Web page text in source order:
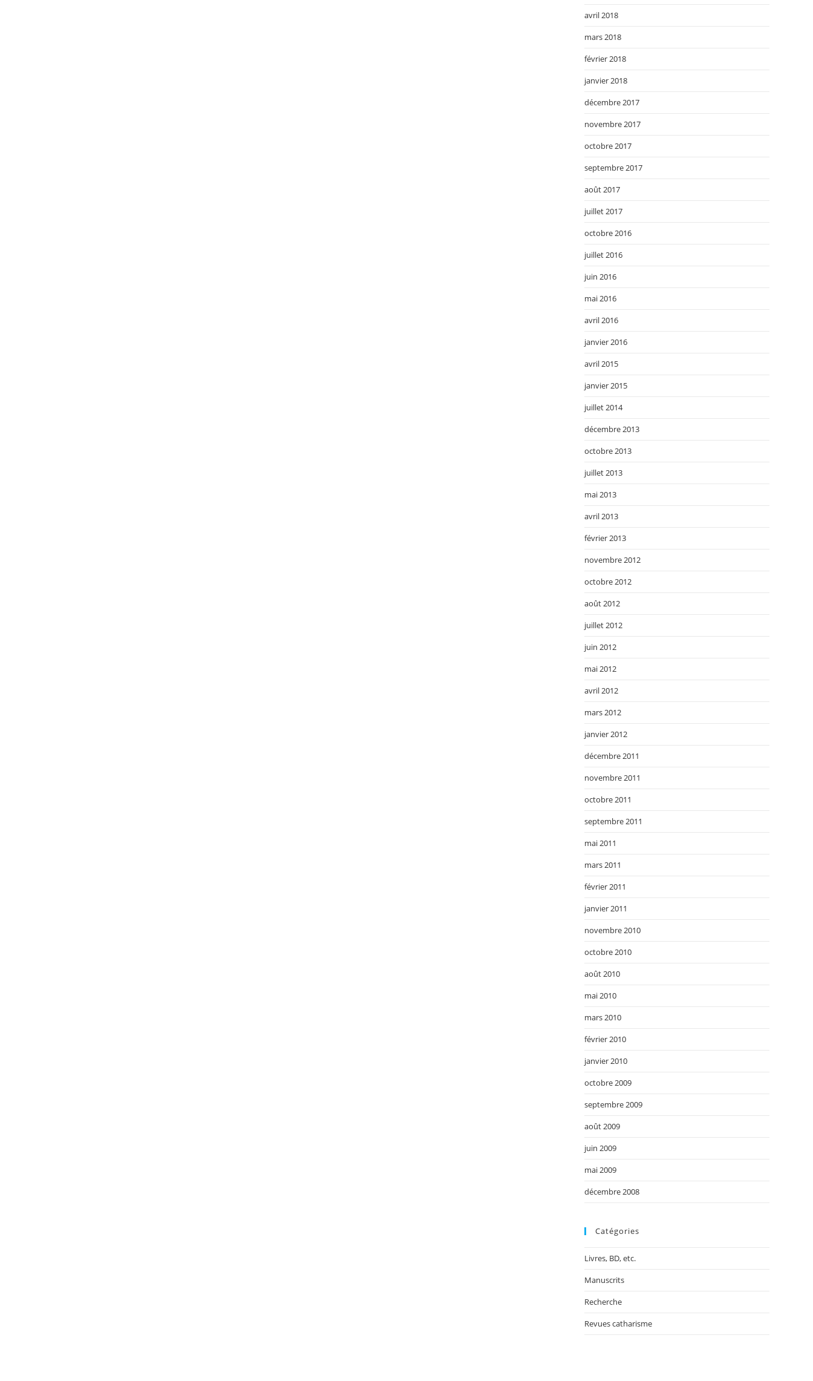
avril 2018
mars 2018
février 2018
janvier 2018
décembre 2017
novembre 2017
octobre 2017
septembre 2017
août 2017
juillet 2017
octobre 2016
juillet 2016
juin 2016
mai 2016
avril 2016
janvier 2016
avril 2015
janvier 2015
juillet 2014
décembre 2013
octobre 2013
juillet 2013
mai 2013
avril 2013
février 2013
novembre 2012
octobre 2012
août 2012
juillet 2012
juin 2012
mai 2012
avril 2012
mars 2012
janvier 2012
décembre 2011
novembre 2011
octobre 2011
septembre 2011
mai 2011
mars 2011
février 2011
janvier 2011
novembre 2010
octobre 2010
août 2010
mai 2010
mars 2010
février 2010
janvier 2010
octobre 2009
septembre 2009
août 2009
juin 2009
mai 2009
décembre 2008
Catégories
Livres, BD, etc.
Manuscrits
Recherche
Revues catharisme